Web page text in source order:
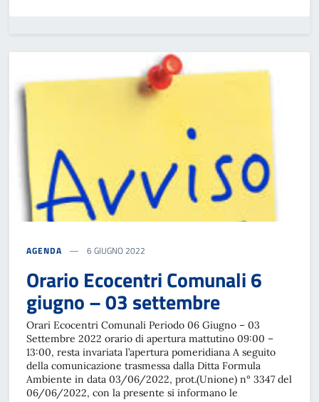
AGENDA 6 GIUGNO 2022
Orario Ecocentri Comunali 6
giugno – 03 settembre
Orari Ecocentri Comunali Periodo 06 Giugno – 03
Settembre 2022 orario di apertura mattutino 09:00 –
13:00, resta invariata l’apertura pomeridiana A seguito
della comunicazione trasmessa dalla Ditta Formula
Ambiente in data 03/06/2022, prot.(Unione) n° 3347 del
06/06/2022, con la presente si informano le